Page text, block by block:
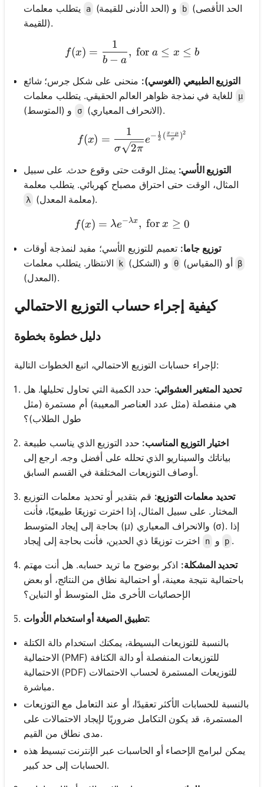
a b
(الحد الأقصى
للقيمة).
f(x) = \frac{1}{b-a},
f(x) =
b − a
1
, fora ≤ x ≤ b
التوزيع الطبيعي (الغوسي): منحنى على شكل جرس؛ شائع
μ
σ (الانحراف المعياري).
f(x) =
f(x) =
σ 2π
1
e− 2
1 ( σ
x− μ )2
التوزيع الأسي: يمثل الوقت حتى وقوع حدث. على سبيل
المثال، الوقت حتى احتراق مصباح كهربائي. يتطلب معلمة
λ (معلمة المعدل).
f(x) = \lambda e^{-
f(x) = λe−λx, forx ≥ 0
توزيع جاما: تعميم للتوزيع الأسي؛ مفيد لنمذجة أوقات
k θ (المقياس) أو β
(المعدل).
كيفية إجراء حساب التوزيع الاحتمالي
دليل خطوة بخطوة
لإجراء حسابات التوزيع الاحتمالي، اتبع الخطوات التالية:
تحديد المتغير العشوائي: حدد الكمية التي تحاول تحليلها. هل
هي منفصلة (مثل عدد العناصر المعيبة) أم مستمرة (مثل
طول الطلاب)؟
اختيار التوزيع المناسب: حدد التوزيع الذي يناسب طبيعة
بياناتك والسيناريو الذي تحلله على أفضل وجه. ارجع إلى
أوصاف التوزيعات المختلفة في القسم السابق.
تحديد معلمات التوزيع: قم بتقدير أو تحديد معلمات التوزيع
المختار. على سبيل المثال، إذا اخترت توزيعًا طبيعيًا، فأنت
بحاجة إلى إيجاد المتوسط (μ) والانحراف المعياري (σ). إذا
n p .
تحديد المشكلة: اذكر بوضوح ما تريد حسابه. هل أنت مهتم
باحتمالية نتيجة معينة، أو احتمالية نطاق من النتائج، أو بعض
الإحصائيات الأخرى مثل المتوسط أو التباين؟
تطبيق الصيغة أو استخدام الأدوات:
بالنسبة للتوزيعات البسيطة، يمكنك استخدام دالة الكتلة
الاحتمالية (PMF) للتوزيعات المنفصلة أو دالة الكثافة
الاحتمالية (PDF) للتوزيعات المستمرة لحساب الاحتمالات
مباشرة.
بالنسبة للحسابات الأكثر تعقيدًا، أو عند التعامل مع التوزيعات
المستمرة، قد يكون التكامل ضروريًا لإيجاد الاحتمالات على
مدى نطاق من القيم.
يمكن لبرامج الإحصاء أو الحاسبات عبر الإنترنت تبسيط هذه
الحسابات إلى حد كبير.